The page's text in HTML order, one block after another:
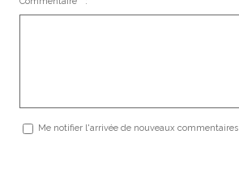
Me notifier l'arrivée de nouveaux commentaires